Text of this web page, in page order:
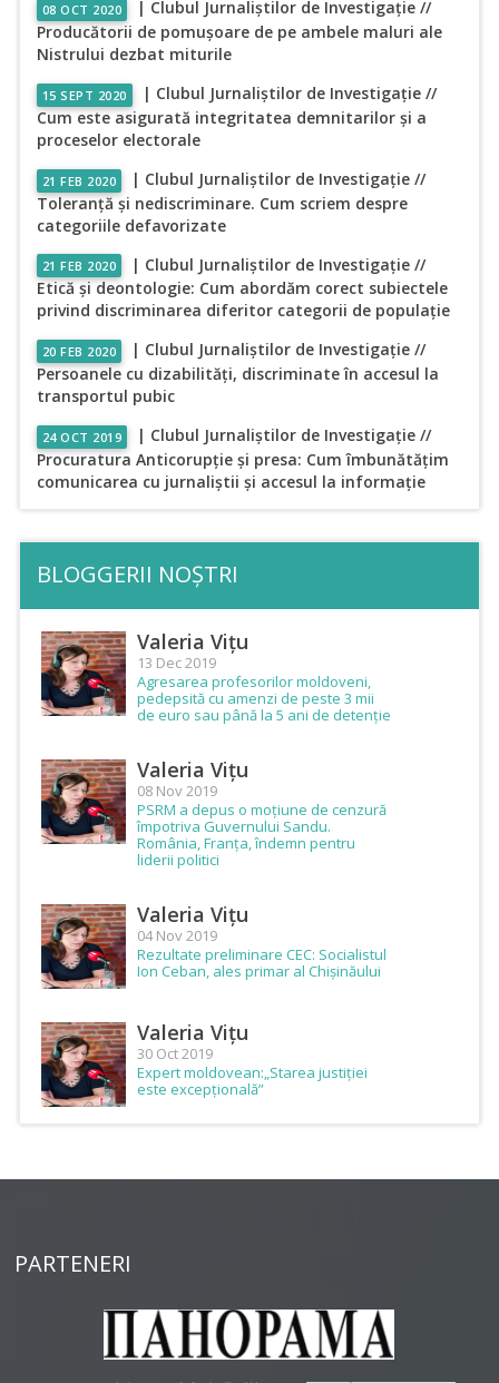
08 OCT 2020
| Clubul Jurnaliștilor de Investigație //
Producătorii de pomușoare de pe ambele maluri ale
Nistrului dezbat miturile
15 SEPT 2020
| Clubul Jurnaliștilor de Investigație //
Cum este asigurată integritatea demnitarilor și a
proceselor electorale
21 FEB 2020
| Clubul Jurnaliștilor de Investigație //
Toleranță și nediscriminare. Cum scriem despre
categoriile defavorizate
21 FEB 2020
| Clubul Jurnaliștilor de Investigație //
Etică și deontologie: Cum abordăm corect subiectele
privind discriminarea diferitor categorii de populație
20 FEB 2020
| Clubul Jurnaliștilor de Investigație //
Persoanele cu dizabilități, discriminate în accesul la
transportul pubic
24 OCT 2019
| Clubul Jurnaliștilor de Investigație //
Procuratura Anticorupție și presa: Cum îmbunătățim
comunicarea cu jurnaliștii și accesul la informație
BLOGGERII NOȘTRI
Valeria Vițu
13 Dec 2019
Agresarea profesorilor moldoveni,
pedepsită cu amenzi de peste 3 mii
de euro sau până la 5 ani de detenție
Valeria Vițu
08 Nov 2019
PSRM a depus o moțiune de cenzură
împotriva Guvernului Sandu.
România, Franța, îndemn pentru
liderii politici
Valeria Vițu
04 Nov 2019
Rezultate preliminare CEC: Socialistul
Ion Ceban, ales primar al Chișinăului
Valeria Vițu
30 Oct 2019
Expert moldovean:„Starea justiției
este excepțională”
PARTENERI